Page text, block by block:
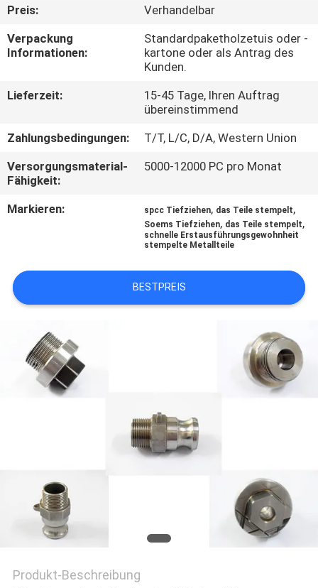
KONTAKT
MIT
FÄLLE
SITEMAP
POLICY
Preis:
Verhandelbar
Verpackung
Informationen:
Standardpaketholzetuis oder -
kartone oder als Antrag des
Kunden.
Lieferzeit:
15-45 Tage, Ihren Auftrag
übereinstimmend
Zahlungsbedingungen:
T/T, L/C, D/A, Western Union
Versorgungsmaterial-
Fähigkeit:
5000-12000 PC pro Monat
Markieren: spcc Tiefziehen, das Teile stempelt,
Soems Tiefziehen, das Teile stempelt,
schnelle Erstausführungsgewohnheit
stempelte Metallteile
BESTPREIS
Produkt-Beschreibung